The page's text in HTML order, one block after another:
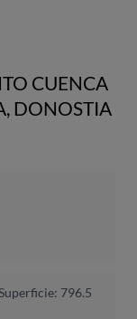
CUENCA
DONOSTIA
796.5